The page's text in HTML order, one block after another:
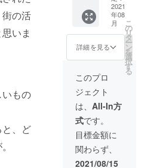
の活
いま
もの
、ど
す。
日程等
で参加
できな
は代替
えとし
て金目
鯛の干
物盛り
合わせ
をお送
りしま
す。
車でお
越しの
場合は
13:00発
の東京
駅発
り子号
て、伊
豆高原
着。こ
の電車
に乗っ
てもら
えば駅
クアウ
トは翌
日11
時。 車
でお越
可能で
駐車場
の台数
の関係
で、車
でお越
しの場
合は事
前にお
ちらの
リター
ンを購
入され
た方に
は、宿
泊希望
日程の
確認の
ために
こちら
からご
連絡を
差し上
げま
す。 有
効期限
・ご希
望の場
合は施
設のHP
等でご
利用の
様子を
ご紹介
こちら
のリ
ターン
を購入
された
方に
は、予
約日程
の希望
リアを
除く、
施設全
体を貸
切利用
できま
す。
（客室
18部
屋） ・
1泊2
日 温
泉、
BBQ場
利用可
能、ス
タジオ
で) ク
ラウド
ファン
ディン
グ限定
プラン
企業研
修や社
員旅
行、
サーク
ルや部
活の合
宿、ヨ
ガ・
ファス
ティン
定貸切6
泊7日
(定員60
人ま
で) ク
ラウド
ファン
ディン
グ限定
プラン
企業研
修や社
員旅
行、
サーク
ルや部
活の合
2021
年08
月
詳細を見る
こ
の
リ
タ
ー
ン
を
選
択
す
る
このプロ
ジェクト
は、 All-In方
式です。
目標金額に
関わらず、
2021/08/15